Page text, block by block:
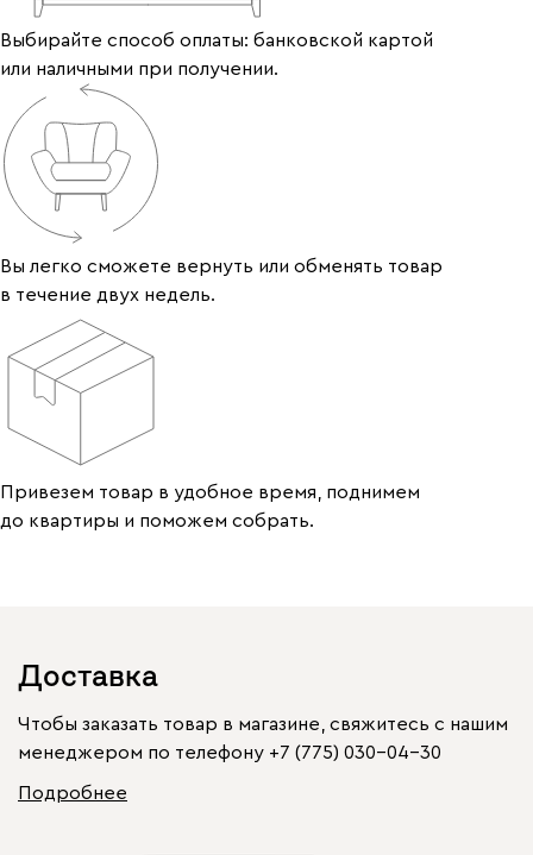
Выбирайте способ оплаты: банковской картой
или наличными при получении.
Вы легко сможете вернуть или обменять товар
в течение двух недель.
Привезем товар в удобное время, поднимем
до квартиры и поможем собрать.
Доставка
Чтобы заказать товар в магазине, свяжитесь с нашим
менеджером по телефону +7 (775) 030-04-30
Подробнее